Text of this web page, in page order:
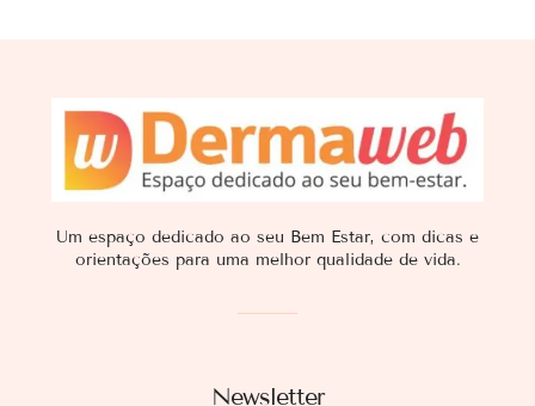
Newsletter
Um espaço dedicado ao seu Bem Estar, com dicas e
orientações para uma melhor qualidade de vida.